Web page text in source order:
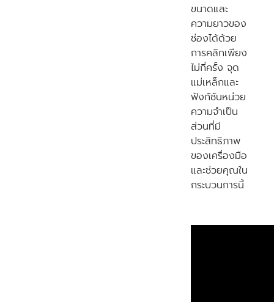
ขนาดและ
ความยาวของ
ช่องได้ด้วย
การคลิกเพียง
ไม่กี่ครั้ง จุด
แม่เหล็กและ
ฟังก์ชันหน่วย
ความจำเป็น
ส่วนที่มี
ประสิทธิภาพ
ของเครื่องมือ
และช่วยคุณใน
กระบวนการนี้